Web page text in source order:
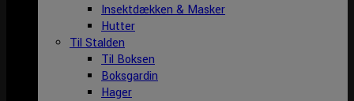
Insektdækken & Masker
Hutter
Til Stalden
Til Boksen
Boksgardin
Hager